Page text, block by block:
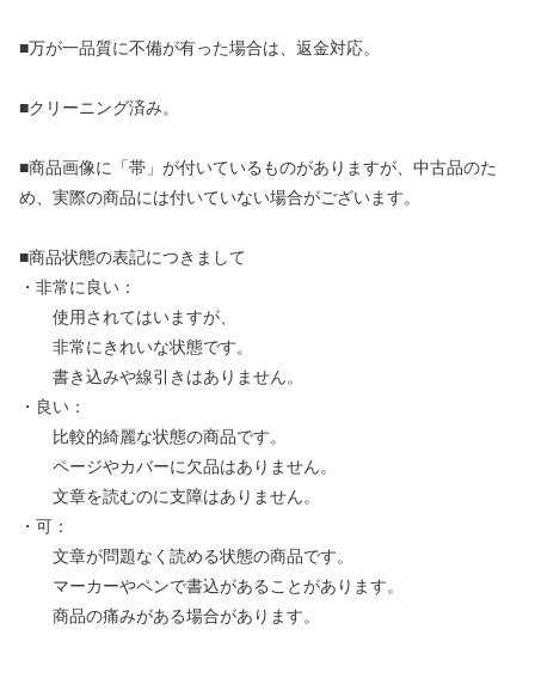
■万が一品質に不備が有った場合は、返金対応。
■クリーニング済み。
■商品画像に「帯」が付いているものがありますが、中古品のた
め、実際の商品には付いていない場合がございます。
■商品状態の表記につきまして
・非常に良い：
使用されてはいますが、
非常にきれいな状態です。
書き込みや線引きはありません。
・良い：
比較的綺麗な状態の商品です。
ページやカバーに欠品はありません。
文章を読むのに支障はありません。
・可：
文章が問題なく読める状態の商品です。
マーカーやペンで書込があることがあります。
商品の痛みがある場合があります。